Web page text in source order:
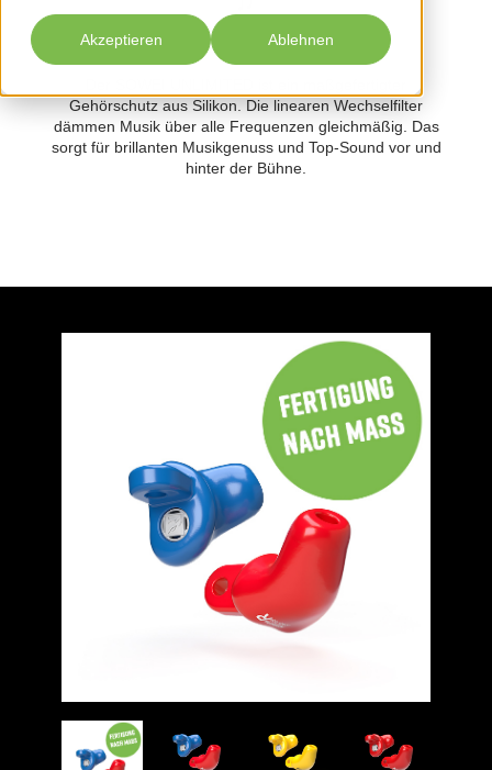
Akzeptieren Ablehnen
Gehörschutz aus Silikon. Die linearen Wechselfilter
dämmen Musik über alle Frequenzen gleichmäßig. Das
sorgt für brillanten Musikgenuss und Top-Sound vor und
hinter der Bühne.